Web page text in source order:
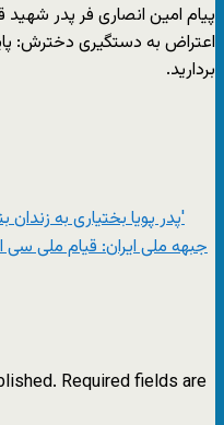
پیام امین انصاری فر پدر شهید
اعتراض به دستگیری دخترش:
بردارید.
'پدر پویا بختیاری به زندان بندرعباس منتقل شد'
جبهه ملی ایران: قیام ملی
Required fields are